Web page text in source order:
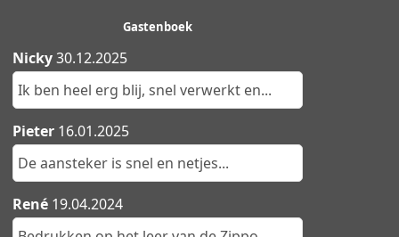
Gastenboek
Nicky30.12.2025
Ik ben heel erg blij, snel verwerkt en...
Pieter 16.01.2025
De aansteker is snel en netjes...
René 19.04.2024